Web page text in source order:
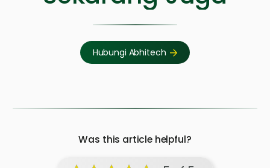
Hubungi Abhitech
Was this article helpful?